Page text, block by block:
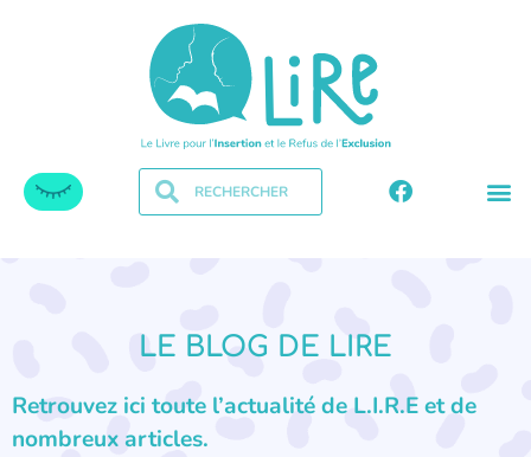
LE BLOG DE LIRE
Retrouvez ici toute l’actualité de L.I.R.E et de
nombreux articles.